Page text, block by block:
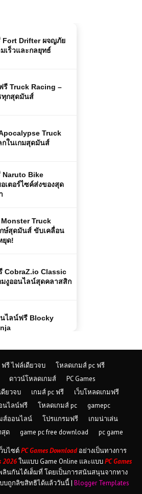
รี Truck Racing –
ทุกสุดมันส์
Truck
ในเกมสุดมันส์
Bike
เตอร์ไซค์ส่งของสุด
Truck
ษ์สุดมันส์ ขับเคลื่อน
ด!
CobraZ.io Classic
งูออนไลน์สุดคลาสสิก
นไลน์ฟรี Blocky
Highway Moto –
วงแบบไร้ขีดจำกัด
Idle Dev Startup
อัพแนว Idle
Grand Extreme
รถสุดมันส์แบบเต็มส
เกม
ส์แบบเรียลไทม์
ฟรี ไฟล์เดียวจบ
โหลดเกมส์ pc ฟรี
ดาวน์โหลดเกมส์
PC Games
ดียวจบ
เกมส์ pc ฟรี
เว็บโหลดเกมฟรี
นไลน์ฟรี โหลดเกมส์ pc
gamepc
ส์ออนไลน์ โปรแกรมฟรี
เกมน่าเล่น
สุด game pc free download pc game
บไซต์PC Games Download อย่างเป็นทางการ
2026ในแบบ Game Online และแบบPC Games
ลินกันได้เต็มที่ โดยเป็นการสนันสนุนจากทาง
บถูกลิขสิทธิได้แล้ววันนี้ | Blogger Templates